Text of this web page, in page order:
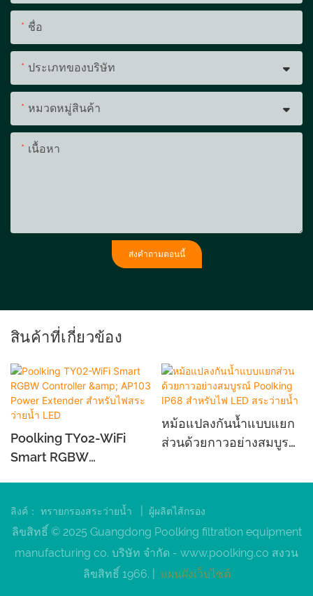
ชื่อ
ประเภทของบริษัท
หมวดหมู่สินค้า
เนื้อหา
ส่งคำถามตอนนี้
สินค้าที่เกี่ยวข้อง
Poolking TY02-WiFi
Smart RGBW
ไฟสระว่ายน้ำ LED
หม้อแปลงกันน้ำแบบแยก
ส่วนด้วยกาวอย่างสมบูรณ์
LED สระว่ายน้ำ
ลิงค์： ทรายกรองสระว่ายน้ำ ผู้ผลิตไส้กรอง
ลิขสิทธิ์ © 2025 Guangdong Poolking filtration equipment
manufacturing co. บริษัท จำกัด - www.poolking.co สงวน
ลิขสิทธิ์ 1966. |
แผนผังเว็บไซต์